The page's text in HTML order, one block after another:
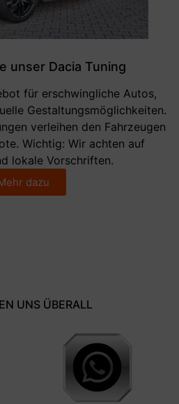
unser Dacia Tuning
für erschwingliche Autos,
Gestaltungsmöglichkeiten.
verleihen den Fahrzeugen
Wichtig: Wir achten auf
lokale Vorschriften.
dazu
UNS ÜBERALL